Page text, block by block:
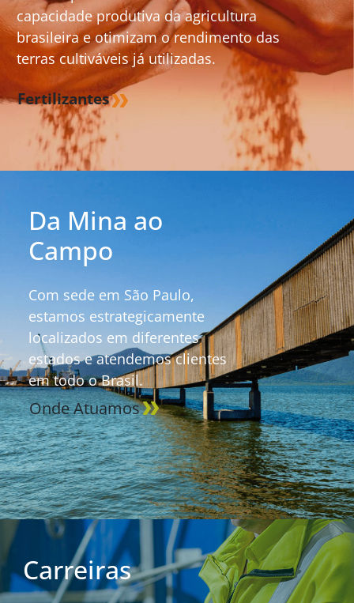
capacidade produtiva da agricultura
brasileira e otimizam o rendimento das
terras cultiváveis já utilizadas.
Fertilizantes
Da Mina ao
Campo
Com sede em São Paulo,
estamos estrategicamente
localizados em diferentes
estados e atendemos clientes
em todo o Brasil.
Onde Atuamos
Carreiras